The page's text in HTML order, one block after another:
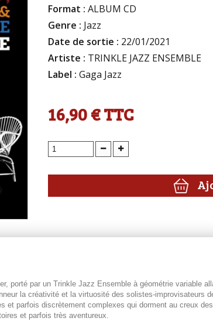
Format : ALBUM CD
Genre : Jazz
Date de sortie : 22/01/2021
Artiste : TRINKLE JAZZ ENSEMBLE
Label : Gaga Jazz
16,90 €TTC
porté par un Trinkle Jazz Ensemble à géométrie variable
la créativité et la virtuosité des solistes-improvisateurs
parfois discrètement complexes qui dorment au creux
et parfois très aventureux.